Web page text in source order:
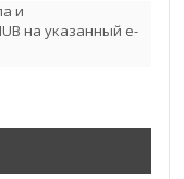
и
на указанный e-